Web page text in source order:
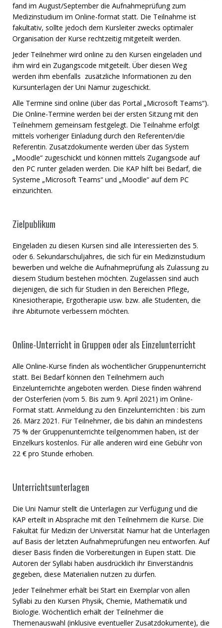
fand im August/September die Aufnahmeprüfung zum
Medizinstudium im Online-format statt. Die Teilnahme ist
fakultativ, sollte jedoch dem Kursleiter zwecks optimaler
Organisation der Kurse rechtzeitig mitgeteilt werden.
Jeder Teilnehmer wird online zu den Kursen eingeladen und
ihm wird ein Zugangscode mitgeteilt. Über diesen Weg
werden ihm ebenfalls zusätzliche Informationen zu den
Kursunterlagen der Uni Namur zugeschickt.
Alle Termine sind online (über das Portal „Microsoft Teams“).
Die Online-Termine werden bei der ersten Sitzung mit den
Teilnehmern gemeinsam festgelegt. Die Teilnahme erfolgt
mittels vorheriger Einladung durch den Referenten/die
Referentin. Zusatzdokumente werden über das System
„Moodle“ zugeschickt und können mittels Zugangsode auf
den PC runter geladen werden. Die KAP hilft bei Bedarf, die
Systeme „Microsoft Teams“ und „Moodle“ auf dem PC
einzurichten.
Zielpublikum
Eingeladen zu diesen Kursen sind alle Interessierten des 5.
oder 6. Sekundarschuljahres, die sich für ein Medizinstudium
bewerben und welche die Aufnahmeprüfung als Zulassung zu
diesem Studium bestehen möchten. Zugelassen sind auch
diejenigen, die sich für Studien in den Bereichen Pflege,
Kinesiotherapie, Ergotherapie usw. bzw. alle Studenten, die
ihre Abiturnote verbessern möchten.
Online-Unterricht in Gruppen oder als Einzelunterricht
Alle Online-Kurse finden als wöchentlicher Gruppenunterricht
statt. Bei Bedarf können den Teilnehmern auch
Einzelunterrichte angeboten werden. Diese finden während
der Osterferien (vom 5. Bis zum 9. April 2021) im Online-
Format statt. Anmeldung zu den Einzelunterrichten : bis zum
26. März 2021. Für Teilnehmer, die bis dahin an mindestens
75 % der Gruppenunterrichte teilgenommen haben, ist der
Einzelkurs kostenlos. Für alle anderen wird eine Gebühr von
22 € pro Stunde erhoben.
Unterrichtsunterlagen
Die Uni Namur stellt die Unterlagen zur Verfügung und die
KAP erteilt in Absprache mit den Teilnehmern die Kurse. Die
Fakultät für Medizin der Universität Namur hat die Unterlagen
auf Basis der letzten Aufnahmeprüfungen neu entworfen. Auf
dieser Basis finden die Vorbereitungen in Eupen statt. Die
Autoren der Syllabi haben ausdrücklich ihr Einverständnis
gegeben, diese Materialien nutzen zu dürfen.
Jeder Teilnehmer erhält bei Start ein Exemplar von allen
Syllabi zu den Kursen Physik, Chemie, Mathematik und
Biologie. Wöchentlich erhält der Teilnehmer die
Themenauswahl (inklusive eventueller Zusatzdokumente), die